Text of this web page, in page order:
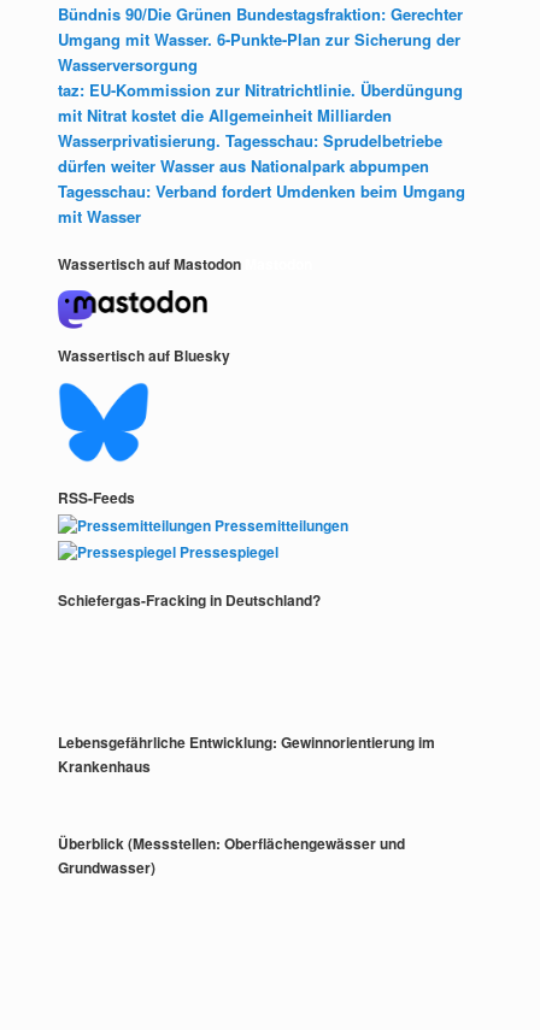
Bündnis 90/Die Grünen Bundestagsfraktion: Gerechter
Umgang mit Wasser. 6-Punkte-Plan zur Sicherung der
Wasserversorgung
taz: EU-Kommission zur Nitratrichtlinie. Überdüngung
mit Nitrat kostet die Allgemeinheit Milliarden
Wasserprivatisierung. Tagesschau: Sprudelbetriebe
dürfen weiter Wasser aus Nationalpark abpumpen
Tagesschau: Verband fordert Umdenken beim Umgang
mit Wasser
Wassertisch auf Mastodon
Wassertisch auf Bluesky
RSS-Feeds
Pressemitteilungen
Pressespiegel
Schiefergas-Fracking in Deutschland?
Lebensgefährliche Entwicklung: Gewinnorientierung im
Krankenhaus
Überblick (Messstellen: Oberflächengewässer und
Grundwasser)